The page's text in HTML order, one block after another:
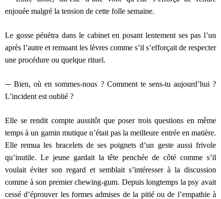
enjouée malgré la tension de cette folle semaine.
Le gosse pénétra dans le cabinet en posant lentement ses pas l’un
après l’autre et remuant les lèvres comme s’il s’efforçait de respecter
une procédure ou quelque rituel.
—Bien, où en sommes-nous ? Comment te sens-tu aujourd’hui ?
L’incident est oublié ?
Elle se rendit compte aussitôt que poser trois questions en même
temps à un gamin mutique n’était pas la meilleure entrée en matière.
Elle remua les bracelets de ses poignets d’un geste aussi frivole
qu’inutile. Le jeune gardait la tête penchée de côté comme s’il
voulait éviter son regard et semblait s’intéresser à la discussion
comme à son premier chewing-gum. Depuis longtemps la psy avait
cessé d’éprouver les formes admises de la pitié ou de l’empathie à